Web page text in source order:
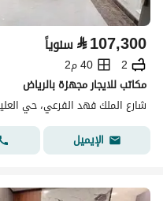
⃁107,300 سنوياً
2
40 م2
مكاتب للايجار مجهزة بالرياض
شارع الملك فهد الفرعي، حي
الإيميل